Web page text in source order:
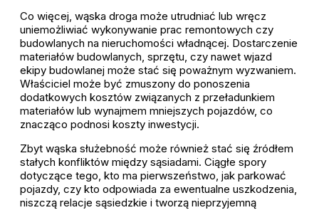
Co więcej, wąska droga może utrudniać lub wręcz
uniemożliwiać wykonywanie prac remontowych czy
budowlanych na nieruchomości władnącej. Dostarczenie
materiałów budowlanych, sprzętu, czy nawet wjazd
ekipy budowlanej może stać się poważnym wyzwaniem.
Właściciel może być zmuszony do ponoszenia
dodatkowych kosztów związanych z przeładunkiem
materiałów lub wynajmem mniejszych pojazdów, co
znacząco podnosi koszty inwestycji.
Zbyt wąska służebność może również stać się źródłem
stałych konfliktów między sąsiadami. Ciągłe spory
dotyczące tego, kto ma pierwszeństwo, jak parkować
pojazdy, czy kto odpowiada za ewentualne uszkodzenia,
niszczą relacje sąsiedzkie i tworzą nieprzyjemną